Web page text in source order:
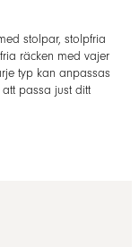
stolpar, stolpfria
räcken med vajer
typ kan anpassas
passa just ditt